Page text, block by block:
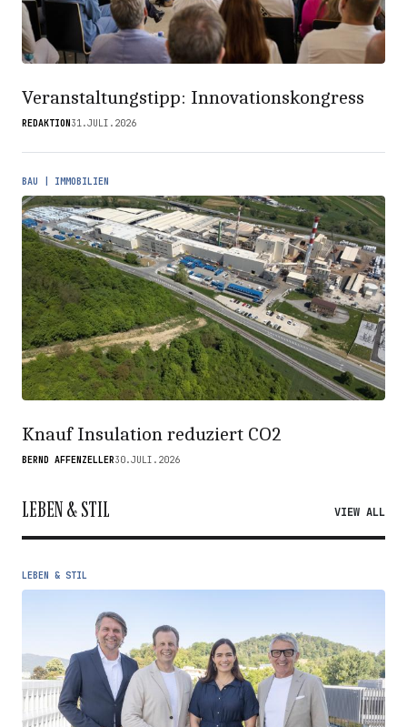
Veranstaltungstipp: Innovationskongress
REDAKTION31.JULI.2026
BAU | IMMOBILIEN
Knauf Insulation reduziert CO2
BERND AFFENZELLER30.JULI.2026
LEBEN & STIL VIEW ALL
LEBEN & STIL